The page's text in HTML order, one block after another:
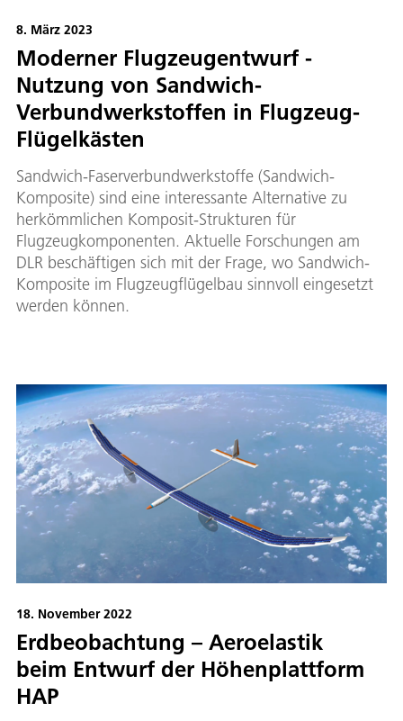
8. März 2023
Moderner Flugzeugentwurf -
Nutzung von Sandwich-
Verbundwerkstoffen in Flugzeug-
Flügelkästen
Sandwich-Faserverbundwerkstoffe (Sandwich-
Komposite) sind eine interessante Alternative zu
herkömmlichen Komposit-Strukturen für
Flugzeugkomponenten. Aktuelle Forschungen am
DLR beschäftigen sich mit der Frage, wo Sandwich-
Komposite im Flugzeugflügelbau sinnvoll eingesetzt
werden können.
18. November 2022
Erdbeobachtung – Aeroelastik
beim Entwurf der Höhenplattform
HAP